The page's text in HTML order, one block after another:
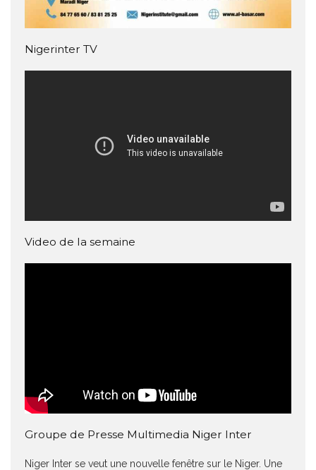
Nigerinter TV
Video de la semaine
Groupe de Presse Multimedia Niger Inter
Niger Inter se veut une nouvelle fenêtre sur le Niger. Une